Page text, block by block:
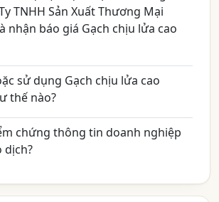
TNHH Sản Xuất Thương Mại
nhận báo giá Gạch chịu lửa cao
sử dụng Gạch chịu lửa cao
thế nào?
chứng thông tin doanh nghiệp
dịch?